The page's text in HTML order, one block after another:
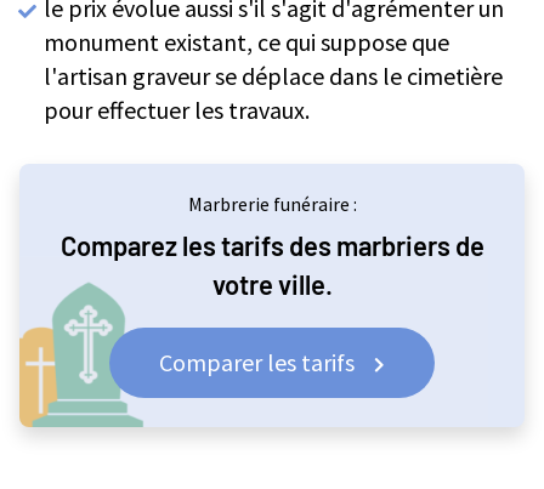
le prix évolue aussi s'il s'agit d'agrémenter un
monument existant, ce qui suppose que
l'artisan graveur se déplace dans le cimetière
pour effectuer les travaux.
Marbrerie funéraire :
Comparez les tarifs des marbriers de
votre ville.
Comparer les tarifs